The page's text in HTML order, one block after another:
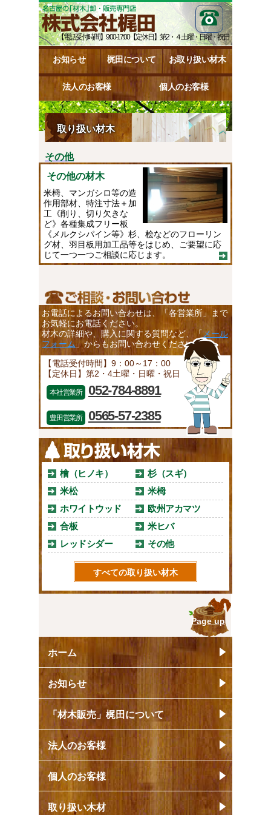
【電話受付時間】9:00-17:00【定休日】第2・４土曜・日曜・祝日
お知らせ 梶田について お取り扱い材木
法人のお客様 個人のお客様
取り扱い材木
その他
その他の材木
米栂、マンガシロ等の造
作用部材、特注寸法＋加
工《削り、切り欠きな
ど》各種集成フリー板
《メルクシパイン等》杉、桧などのフローリン
グ材、羽目板用加工品等をはじめ、ご要望に応
じて一つ一つご相談に応じます。
お電話によるお問い合わせは、「各営業所」まで
お気軽にお電話ください。
材木の詳細や、購入に関する質問など、「メール
フォーム 」からもお問い合わせください。
【電話受付時間】9：00～17：00
【定休日】第2・4土曜・日曜・祝日
本社営業所 052-784-8891
豊田営業所 0565-57-2385
檜（ヒノキ）
杉（スギ）
米松
米栂
ホワイトウッド
欧州アカマツ
合板
米ヒバ
レッドシダー
その他
すべての取り扱い材木
Page up
ホーム
お知らせ
「材木販売」梶田について
法人のお客様
個人のお客様
取り扱い木材